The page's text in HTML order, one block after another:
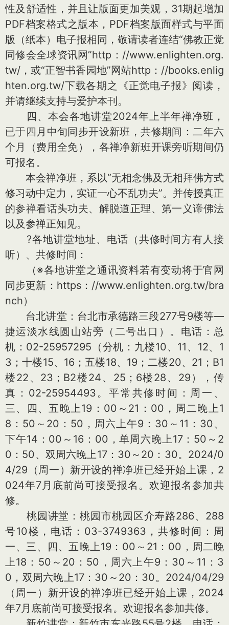
性及舒适性，并且让版面更加美观，31期起增加
PDF档案格式之版本，PDF档案版面样式与平面
版（纸本）电子报相同，敬请读者连结“佛教正觉
同修会全球资讯网”http：//www.enlighten.org.
tw/，或“正智书香园地”网站http：//books.enlig
hten.org.tw/下载各期之《正觉电子报》阅读，
并请继续支持与爱护本刊。
四、本会各地讲堂2024年上半年禅净班，
已于四月中旬同步开设新班，共修期间：二年六
个月（费用全免），各禅净新班开课旁听期间仍
可报名。
本会禅净班，系以“无相念佛及无相拜佛方式
修习动中定力，实证一心不乱功夫”。并传授真正
的参禅看话头功夫、解脱道正理、第一义谛佛法
以及参禅正知见。
?各地讲堂地址、电话（共修时间方有人接
听）、共修时间：
（※各地讲堂之通讯资料若有变动将于官网
同步更新：https：//www.enlighten.org.tw/bra
nch）
台北讲堂：台北市承德路三段277号9楼等—
捷运淡水线圆山站旁（二号出口）。电话：总
机：02-25957295（分机：九楼10、11、12、1
3；十楼15、16；五楼18、19；二楼20、21；B1
楼22、23；B2楼24、25；6楼28、29），传
真：02-25954493。平常共修时间：周一、
三、四、五晚上19：00～21：00，周二晚上1
8：50～20：50，周六上午9：30～11：30、
下午14：00～16：00，单周六晚上17：50～2
0：50、双周六晚上17：30～20：30。2024/0
4/29（周一）新开设的禅净班已经开始上课，2
024年7月底前尚可接受报名。欢迎报名参加共
修。
桃园讲堂：桃园市桃园区介寿路286、288
号10楼，电话：03-3749363，共修时间：周
一、三、四、五晚上19：00～21：00，周二晚
上18：50～20：50，周六上午9：30～11：3
0，双周六晚上17：30～20：30。2024/04/29
（周一）新开设的禅净班已经开始上课，2024
年7月底前尚可接受报名。欢迎报名参加共修。